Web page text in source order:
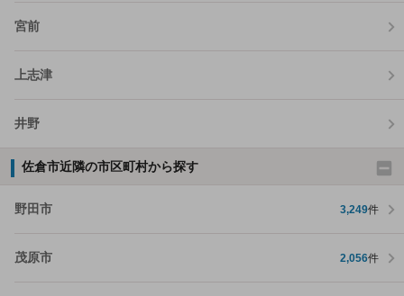
宮前
上志津
井野
佐倉市近隣の市区町村から探す
野田市 3,249件
茂原市 2,056件